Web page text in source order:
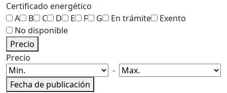
Certificado energético
A
B C D E F G En trámite
Exento
No disponible
Precio
Precio
-
Fecha de publicación